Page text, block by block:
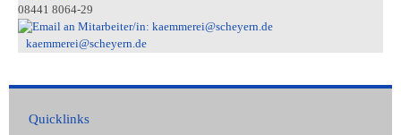
08441 8064-29
kaemmerei@scheyern.de
Quicklinks